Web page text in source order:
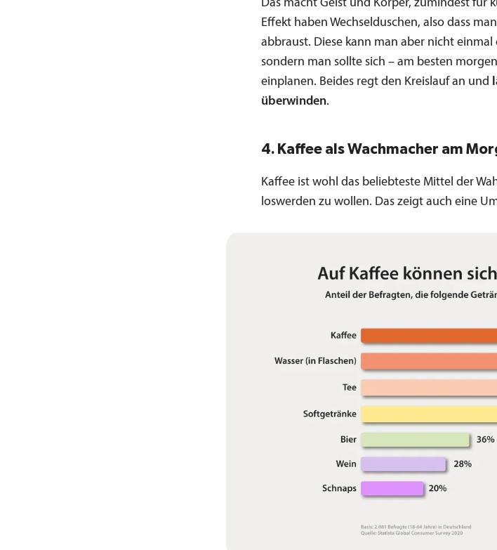
Das macht Geist und Körper, zumindest für
Effekt haben Wechselduschen, also dass
abbraust. Diese kann man aber nicht
sondern man sollte sich – am besten
einplanen. Beides regt den Kreislauf an und
überwinden.
4. Kaffee als Wachmacher am
Kaffee ist wohl das beliebteste Mittel der
loswerden zu wollen. Das zeigt auch eine